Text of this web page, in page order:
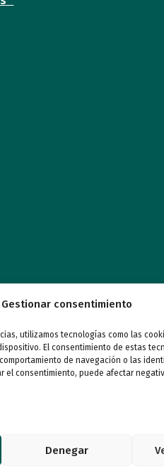
Gestionar consentimiento
utilizamos tecnologías como las
El consentimiento de estas
de navegación o las
el consentimiento, puede afectar
Denegar